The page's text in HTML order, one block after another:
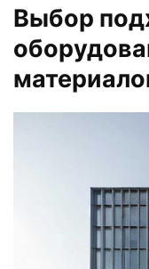
Выбор